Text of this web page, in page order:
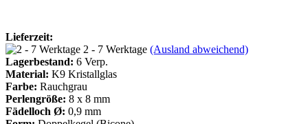
Lieferzeit:
2 - 7 Werktage (Ausland abweichend)
Lagerbestand: 6 Verp.
Material: K9 Kristallglas
Farbe: Rauchgrau
Perlengröße: 8 x 8 mm
Fädelloch Ø: 0,9 mm